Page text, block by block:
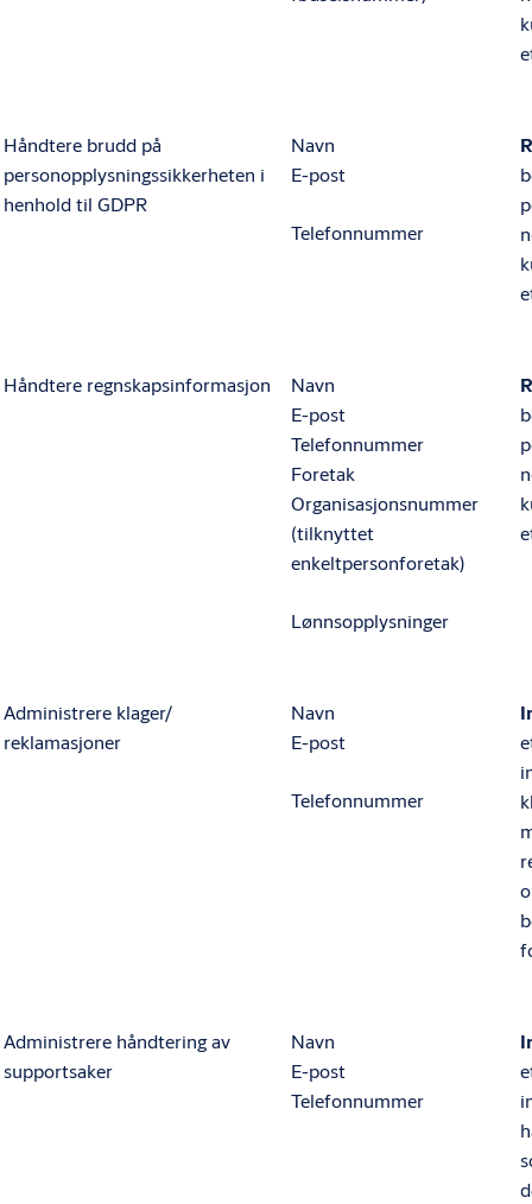
Håndtere brudd på
personopplysningssikkerheten i
henhold til GDPR
Navn
E-post
Telefonnummer
Håndtere regnskapsinformasjon
Navn
E-post
Telefonnummer
Foretak
Organisasjonsnummer
(tilknyttet
enkeltpersonforetak)
Lønnsopplysninger
Administrere klager/
reklamasjoner
Navn
E-post
Telefonnummer
Administrere håndtering av
supportsaker
Navn
E-post
Telefonnummer